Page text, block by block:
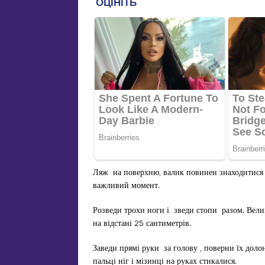
Ляж на поверхню, валик повинен
важливий момент.
Розведи трохи ноги і зведи стопи разом.
на відстані 25 сантиметрів.
Заведи прямі руки за голову , поверни їх
пальці ніг і мізинці на руках стикалися.